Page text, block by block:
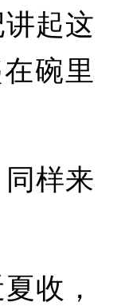
起这
碗里
样来
收，